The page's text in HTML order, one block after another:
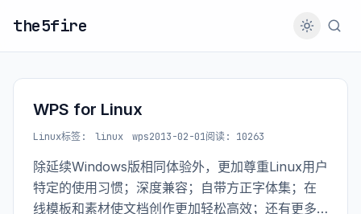
the5fire
WPS for Linux
Linux标签: linux wps2013-02-01阅读: 10263
除延续Windows版相同体验外，更加尊重Linux用户
特定的使用习惯；深度兼容；自带方正字体集；在
线模板和素材使文档创作更加轻松高效；还有更多